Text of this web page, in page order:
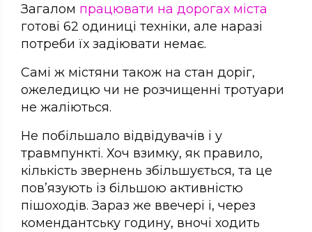
Загалом працювати на дорогах міста
готові 62 одиниці техніки, але наразі
потреби їх задіювати немає.
Самі ж містяни також на стан доріг,
ожеледицю чи не розчищенні тротуари
не жаліються.
Не побільшало відвідувачів і у
травмпункті. Хоч взимку, як правило,
кількість звернень збільшується, та це
пов’язують із більшою активністю
пішоходів. Зараз же ввечері і, через
комендантську годину, вночі ходить